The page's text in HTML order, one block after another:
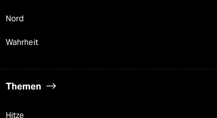
Nord
Wahrheit
Themen
Hitze